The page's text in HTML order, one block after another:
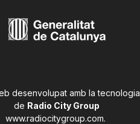
desenvolupat amb la tecnologia
de Radio City Group
www.radiocitygroup.com.